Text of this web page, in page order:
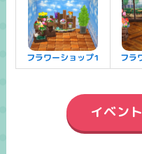
フラワーショップ1 フラ
イベン